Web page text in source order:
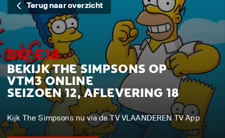
Terug naar overzicht
S12 E18
BEKIJK THE SIMPSONS OP
VTM3 ONLINE
SEIZOEN 12, AFLEVERING 18
Kijk The Simpsons nu via de TV VLAANDEREN TV App